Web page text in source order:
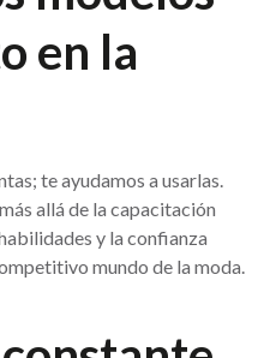
en la
te ayudamos a usarlas.
allá de la capacitación
y la confianza
mundo de la moda.